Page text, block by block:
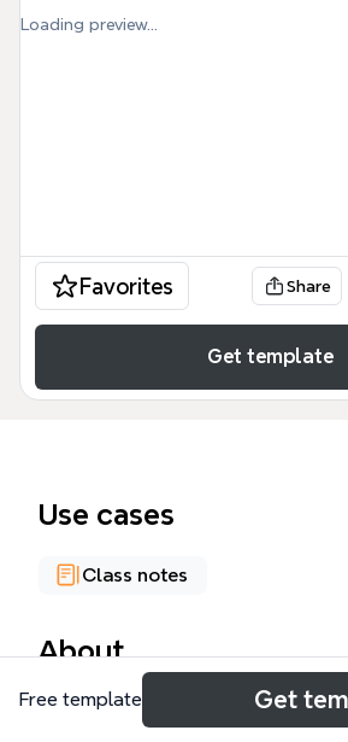
Loading preview...
Favorites Share
Get template
Use cases
Class notes
About
El mapa mental 'Educación de las
Free template Get